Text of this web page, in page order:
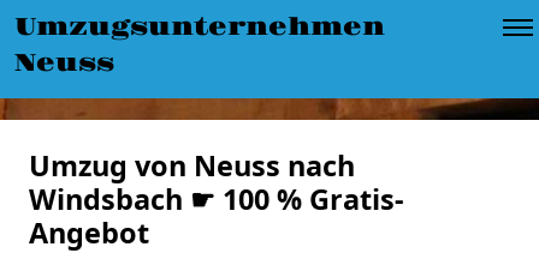
Umzugsunternehmen
Neuss
Umzug von Neuss nach
Windsbach ☛ 100 % Gratis-
Angebot